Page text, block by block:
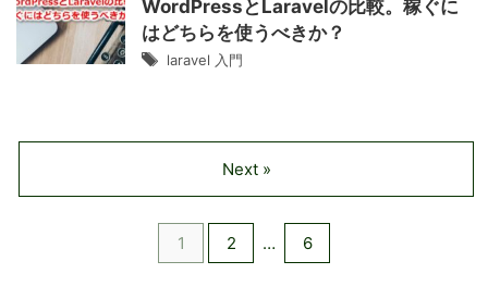
WordPressとLaravelの比較。稼ぐに
はどちらを使うべきか？
laravel 入門
1 2 … 6
Next »